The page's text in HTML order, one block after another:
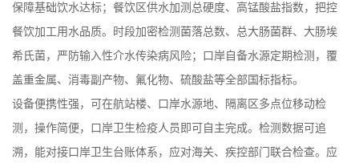
保障基础饮水达标；餐饮区供水加测总硬度、高锰酸盐指数，把控
餐饮加工用水品质。时段加密检测菌落总数、总大肠菌群、大肠埃
希氏菌，严防输入性介水传染病风险；口岸自备水源定期检测，覆
盖重金属、消毒副产物、氟化物、硫酸盐等全部国标指标。
设备便携性强，可在航站楼、口岸水源地、隔离区多点位移动检
测，操作简便，口岸卫生检疫人员即可自主完成。检测数据可追
溯，能对接口岸卫生台账体系，应对海关、疾控部门联合检查。应